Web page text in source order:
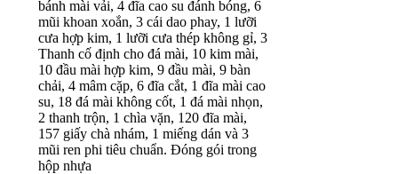
bánh mài vải, 4 đĩa cao su đánh bóng, 6
mũi khoan xoắn, 3 cái dao phay, 1 lưỡi
cưa hợp kim, 1 lưỡi cưa thép không gỉ, 3
Thanh cố định cho đá mài, 10 kim mài,
10 đầu mài hợp kim, 9 đầu mài, 9 bàn
chải, 4 mâm cặp, 6 đĩa cắt, 1 đĩa mài cao
su, 18 đá mài không cốt, 1 đá mài nhọn,
2 thanh trộn, 1 chìa vặn, 120 đĩa mài,
157 giấy chà nhám, 1 miếng dán và 3
mũi ren phi tiêu chuẩn. Đóng gói trong
hộp nhựa